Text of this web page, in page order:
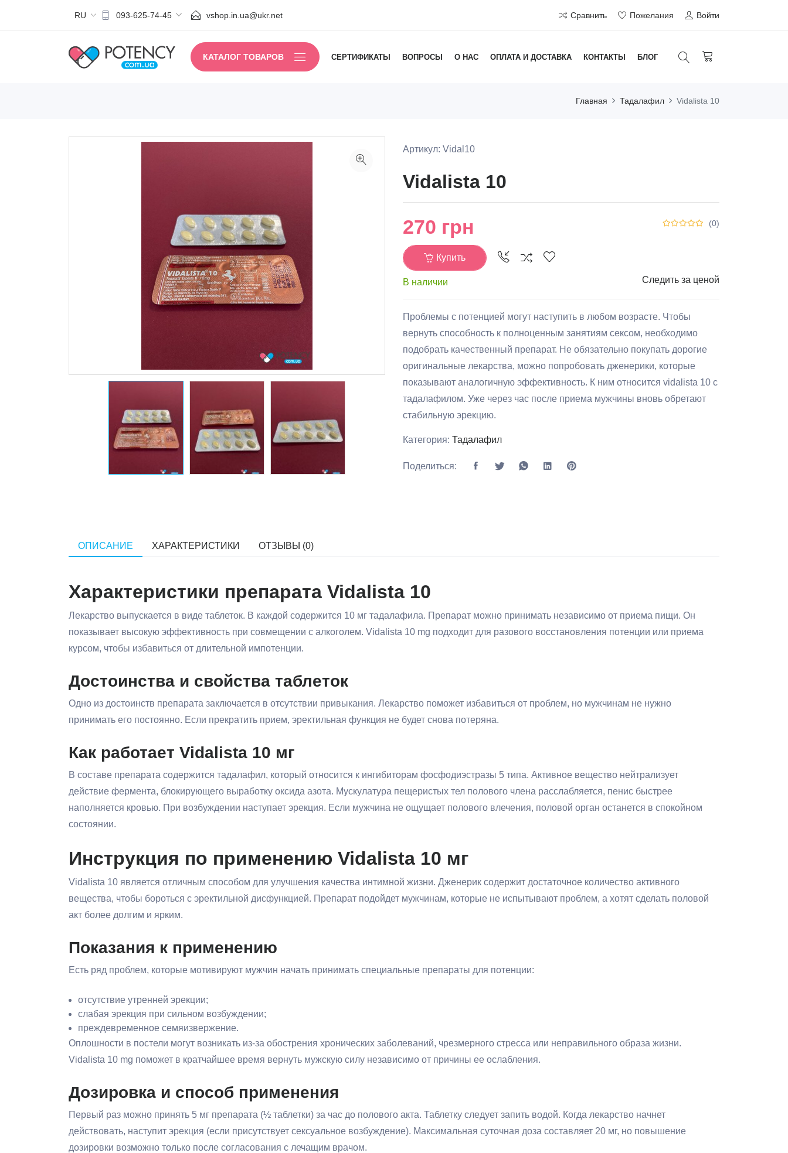
RU 093-625-74-45 vshop.in.ua@ukr.net Сравнить Пожелания Войти
КАТАЛОГ ТОВАРОВ СЕРТИФИКАТЫ ВОПРОСЫ О НАС ОПЛАТА И ДОСТАВКА КОНТАКТЫ БЛОГ
Главная Тадалафил Vidalista 10
Артикул: Vidal10
Vidalista 10
270 грн (0)
Купить
В наличии Следить за ценой
Проблемы с потенцией могут наступить в любом возрасте. Чтобы
вернуть способность к полноценным занятиям сексом, необходимо
подобрать качественный препарат. Не обязательно покупать дорогие
оригинальные лекарства, можно попробовать дженерики, которые
показывают аналогичную эффективность. К ним относится vidalista 10 с
тадалафилом. Уже через час после приема мужчины вновь обретают
стабильную эрекцию.
Категория: Тадалафил
Поделиться:
ОПИСАНИЕ ХАРАКТЕРИСТИКИ ОТЗЫВЫ (0)
Характеристики препарата Vidalista 10
Лекарство выпускается в виде таблеток. В каждой содержится 10 мг тадалафила. Препарат можно принимать независимо от приема пищи. Он
показывает высокую эффективность при совмещении с алкоголем. Vidalista 10 mg подходит для разового восстановления потенции или приема
курсом, чтобы избавиться от длительной импотенции.
Достоинства и свойства таблеток
Одно из достоинств препарата заключается в отсутствии привыкания. Лекарство поможет избавиться от проблем, но мужчинам не нужно
принимать его постоянно. Если прекратить прием, эректильная функция не будет снова потеряна.
Как работает Vidalista 10 мг
В составе препарата содержится тадалафил, который относится к ингибиторам фосфодиэстразы 5 типа. Активное вещество нейтрализует
действие фермента, блокирующего выработку оксида азота. Мускулатура пещеристых тел полового члена расслабляется, пенис быстрее
наполняется кровью. При возбуждении наступает эрекция. Если мужчина не ощущает полового влечения, половой орган останется в спокойном
состоянии.
Инструкция по применению Vidalista 10 мг
Vidalista 10 является отличным способом для улучшения качества интимной жизни. Дженерик содержит достаточное количество активного
вещества, чтобы бороться с эректильной дисфункцией. Препарат подойдет мужчинам, которые не испытывают проблем, а хотят сделать половой
акт более долгим и ярким.
Показания к применению
Есть ряд проблем, которые мотивируют мужчин начать принимать специальные препараты для потенции:
отсутствие утренней эрекции;
слабая эрекция при сильном возбуждении;
преждевременное семяизвержение.
Оплошности в постели могут возникать из-за обострения хронических заболеваний, чрезмерного стресса или неправильного образа жизни.
Vidalista 10 mg поможет в кратчайшее время вернуть мужскую силу независимо от причины ее ослабления.
Дозировка и способ применения
Первый раз можно принять 5 мг препарата (½ таблетки) за час до полового акта. Таблетку следует запить водой. Когда лекарство начнет
действовать, наступит эрекция (если присутствует сексуальное возбуждение). Максимальная суточная доза составляет 20 мг, но повышение
дозировки возможно только после согласования с лечащим врачом.